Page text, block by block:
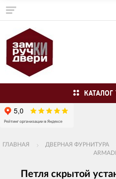
ГЛАВНАЯ ДВЕРНАЯ ФУРНИТУРА
Петля скрытой